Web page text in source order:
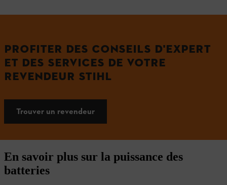
PROFITER DES CONSEILS D'EXPERT
ET DES SERVICES DE VOTRE
REVENDEUR STIHL
Trouver un revendeur
En savoir plus sur la puissance des
batteries